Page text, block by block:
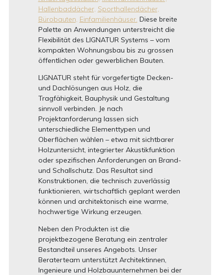
Hallenbaddächer, Sporthallendächer,
Bürobauten, Einfamilienhäuser. Diese breite
Palette an Anwendungen unterstreicht die
Flexibilität des LIGNATUR Systems – vom
kompakten Wohnungsbau bis zu grossen
öffentlichen oder gewerblichen Bauten.
LIGNATUR steht für vorgefertigte Decken-
und Dachlösungen aus Holz, die
Tragfähigkeit, Bauphysik und Gestaltung
sinnvoll verbinden. Je nach
Projektanforderung lassen sich
unterschiedliche Elementtypen und
Oberflächen wählen – etwa mit sichtbarer
Holzuntersicht, integrierter Akustikfunktion
oder spezifischen Anforderungen an Brand-
und Schallschutz. Das Resultat sind
Konstruktionen, die technisch zuverlässig
funktionieren, wirtschaftlich geplant werden
können und architektonisch eine warme,
hochwertige Wirkung erzeugen.
Neben den Produkten ist die
projektbezogene Beratung ein zentraler
Bestandteil unseres Angebots. Unser
Beraterteam unterstützt Architektinnen,
Ingenieure und Holzbauunternehmen bei der